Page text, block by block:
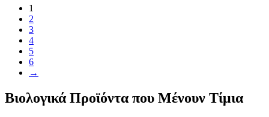
1
2
3
4
5
6
→
Βιολογικά Προϊόντα που Μένουν Τίμια